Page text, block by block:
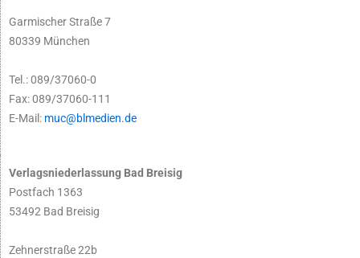
Garmischer Straße 7
80339 München
Tel.: 089/37060-0
Fax: 089/37060-111
E-Mail: muc@blmedien.de
Verlagsniederlassung Bad Breisig
Postfach 1363
53492 Bad Breisig
Zehnerstraße 22b